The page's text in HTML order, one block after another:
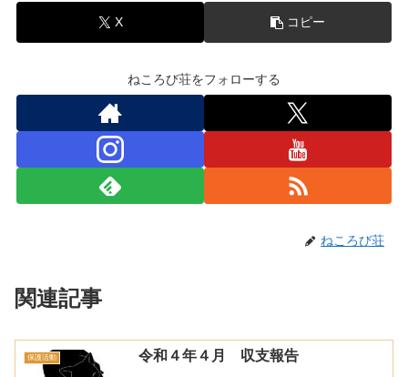
X コピー
ねころび荘をフォローする
ねころび荘
関連記事
保護活動 令和４年４月 収支報告